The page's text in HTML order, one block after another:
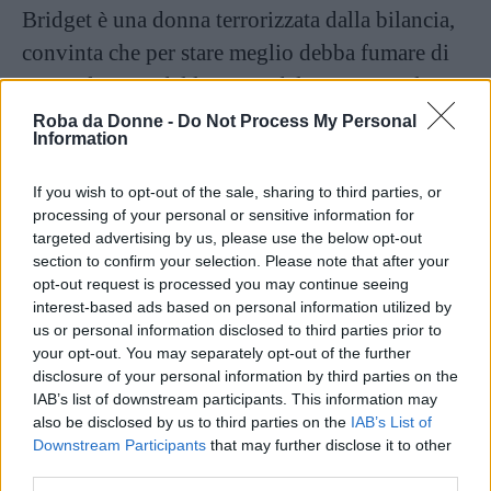
Roba da Donne - Do Not Process My Personal
Information
If you wish to opt-out of the sale, sharing to third parties, or
processing of your personal or sensitive information for
targeted advertising by us, please use the below opt-out
section to confirm your selection. Please note that after your
opt-out request is processed you may continue seeing
interest-based ads based on personal information utilized by
us or personal information disclosed to third parties prior to
your opt-out. You may separately opt-out of the further
disclosure of your personal information by third parties on the
IAB’s list of downstream participants. This information may
also be disclosed by us to third parties on the IAB’s List of
Downstream Participants that may further disclose it to other
Bridget è una donna terrorizzata dalla bilancia,
convinta che per stare meglio debba fumare di
meno, frustata dal lavoro e dal rapporto sul suo
capo: il suo diario ci racconta le sue
tragicomiche avventure
scollegati e aneddoti strampalati.
Questo romanzo diverte: la suagoffa
protagonistacon il suo linguaggio giovanile e
gergale fa sorridere, come i personaggi che la
circondano.
Continua a leggere dopo la pubblicità